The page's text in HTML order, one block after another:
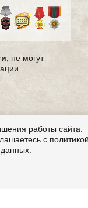
, не могут
работы сайта.
с